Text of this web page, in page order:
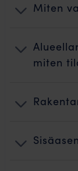
Miten
miten